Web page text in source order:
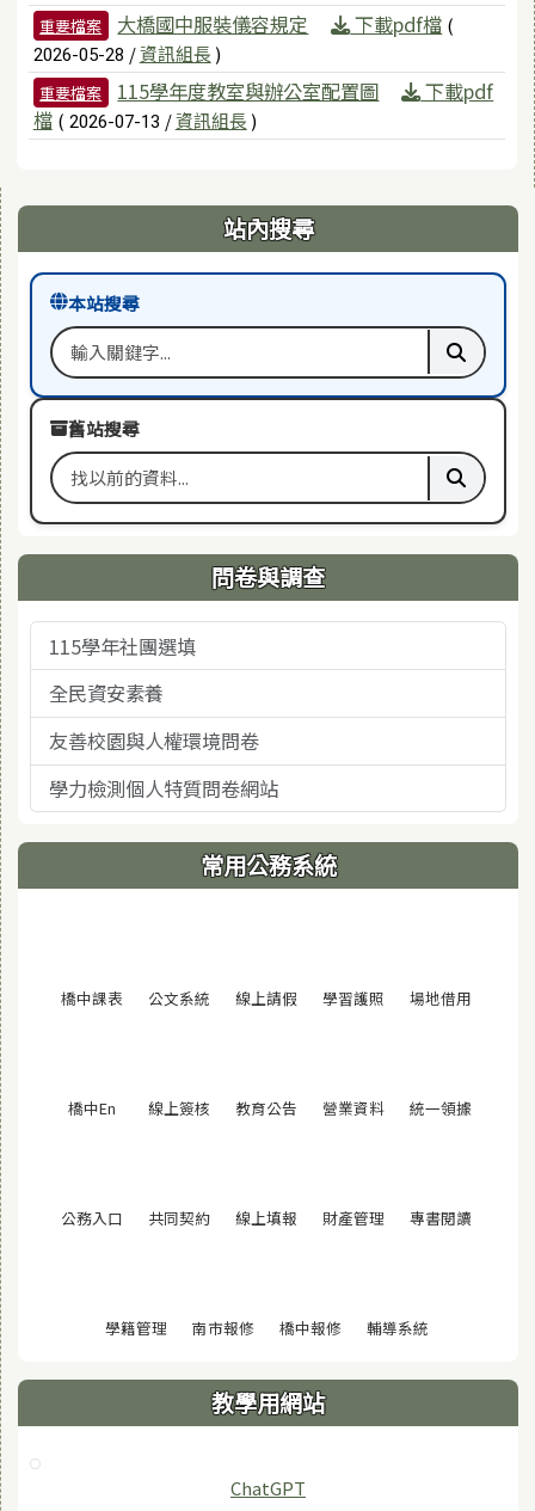
重要檔案 大橋國中服裝儀容規定 下載pdf檔 (
2026-05-28 /資訊組長 )
重要檔案 115學年度教室與辦公室配置圖
下載pdf
檔 ( 2026-07-13 /資訊組長 )
右邊區域內容 站內搜尋
本站搜尋
搜尋關鍵字 執行本
舊站搜尋
搜尋舊站關鍵字 執行舊
問卷與調查
115學年社團選填
全民資安素養
友善校園與人權環境問卷
學力檢測個人特質問卷網站
常用公務系統
橋中課表 (另開視窗)
公文系統 (另開視窗)
線上請假 (另開視窗)
學習護照 (另開視窗)
場地借用
橋中En (另開視窗)
線上簽核 (另開視窗)
教育公告 (另開視窗)
營業資料(另開視窗)
統一領據
公務入口 (另開視窗)
共同契約(另開視窗)
線上填報 (另開視窗)
財產管理 (另開視窗)
專書閱讀
學籍管理(另開視窗)
南市報修(另開視窗)
橋中報修(另開視窗)
輔導系統(另開視窗)
教學用網站
ChatGPT